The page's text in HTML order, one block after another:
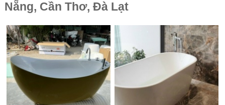
Nẵng, Cần Thơ, Đà Lạt